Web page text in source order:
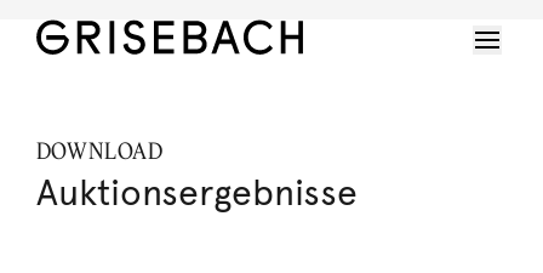
DOWNLOAD
Auktionsergebnisse